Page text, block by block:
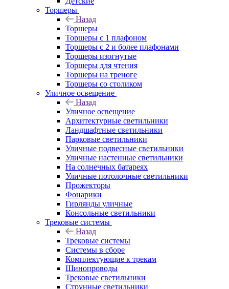
Торшеры
Назад
Торшеры
Торшеры с 1 плафоном
Торшеры с 2 и более плафонами
Торшеры изогнутые
Торшеры для чтения
Торшеры на треноге
Торшеры со столиком
Уличное освещение
Назад
Уличное освещение
Архитектурные светильники
Ландшафтные светильники
Парковые светильники
Уличные подвесные светильники
Уличные настенные светильники
На солнечных батареях
Уличные потолочные светильники
Прожекторы
Фонарики
Гирлянды уличные
Консольные светильники
Трековые системы
Назад
Трековые системы
Системы в сборе
Комплектующие к трекам
Шинопроводы
Трековые светильники
Струнные светильники